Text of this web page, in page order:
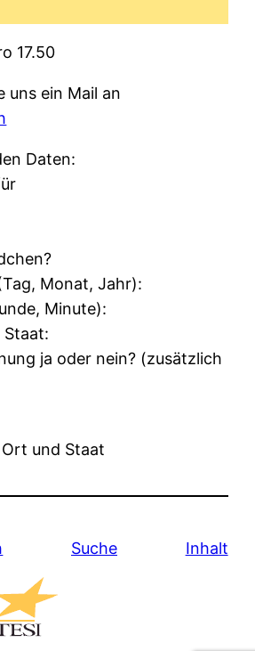
17.50
uns ein Mail an
Daten:
Monat, Jahr):
Minute):
ja oder nein? (zusätzlich
und Staat
Suche Inhalt